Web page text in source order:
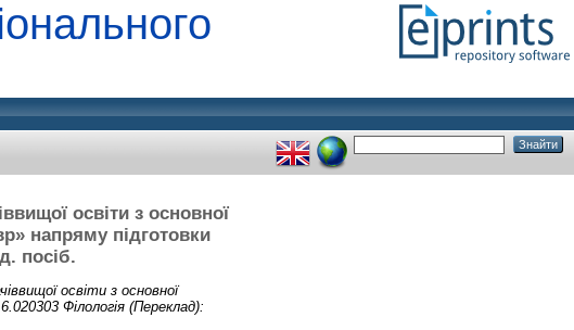
освіти з основної
напряму підготовки
посіб.
освіти з основної
Філологія (Переклад):